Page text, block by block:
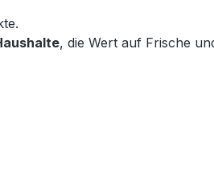
, die Wert auf Frische